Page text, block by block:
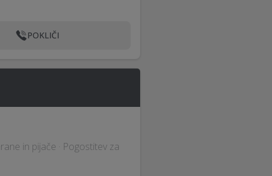
POKLIČI
in pijače · Pogostitev za